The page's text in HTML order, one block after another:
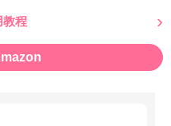
教程